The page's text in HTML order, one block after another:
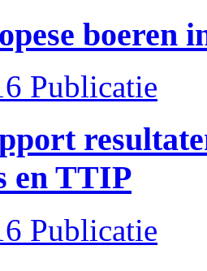
boeren
Publicatie
en TTIP
Publicatie